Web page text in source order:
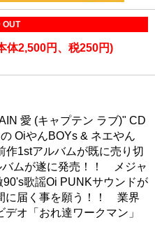
OUT
体2,500円、税250円)
愛 (キャプテン ラブ)" CD
OiやんBOYs & ネエやん
1stアルバムが既に売り切
バムが遂に発売！！ メジャ
歌謡Oi PUNKサウンドが
に届く事を願う！！ 業界
オ「おれ達ワークマン」